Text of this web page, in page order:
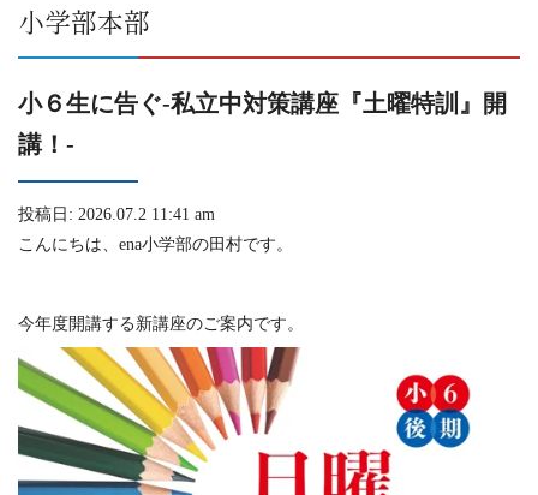
小学部本部
小６生に告ぐ-私立中対策講座『土曜特訓』開
講！-
投稿日: 2026.07.2 11:41 am
こんにちは、ena小学部の田村です。
今年度開講する新講座のご案内です。